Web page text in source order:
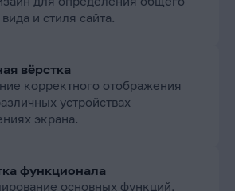
и стиля сайта.
вёрстка
корректного отображения
устройствах
экрана.
функционала
основных функций,